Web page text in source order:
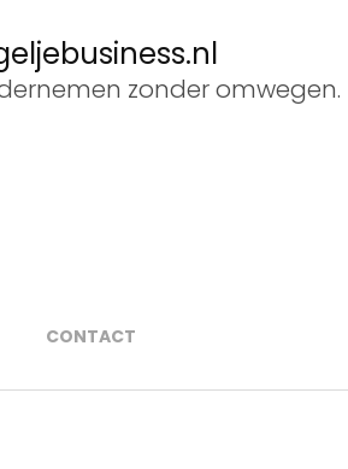
zonder omwegen.
CONTACT